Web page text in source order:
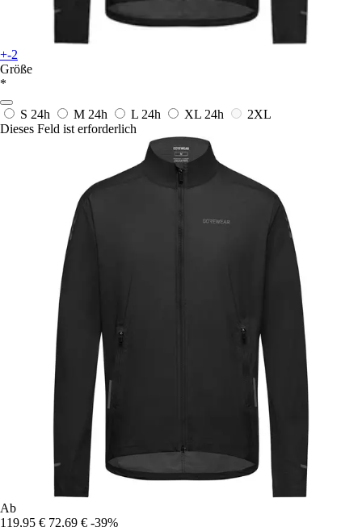
+-2
Größe
*
S 24h M 24h L 24h XL 24h
2XL
Dieses Feld ist erforderlich
Ab
119,95 € 72,69 € -39%